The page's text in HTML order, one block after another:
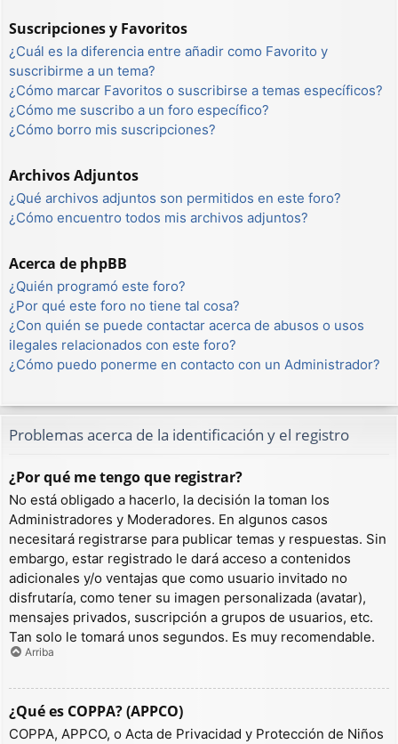
Suscripciones y Favoritos
¿Cuál es la diferencia entre añadir como Favorito y
suscribirme a un tema?
¿Cómo marcar Favoritos o suscribirse a temas específicos?
¿Cómo me suscribo a un foro específico?
¿Cómo borro mis suscripciones?
Archivos Adjuntos
¿Qué archivos adjuntos son permitidos en este foro?
¿Cómo encuentro todos mis archivos adjuntos?
Acerca de phpBB
¿Quién programó este foro?
¿Por qué este foro no tiene tal cosa?
¿Con quién se puede contactar acerca de abusos o usos
ilegales relacionados con este foro?
¿Cómo puedo ponerme en contacto con un Administrador?
Problemas acerca de la identificación y el registro
¿Por qué me tengo que registrar?
No está obligado a hacerlo, la decisión la toman los
Administradores y Moderadores. En algunos casos
necesitará registrarse para publicar temas y respuestas. Sin
embargo, estar registrado le dará acceso a contenidos
adicionales y/o ventajas que como usuario invitado no
disfrutaría, como tener su imagen personalizada (avatar),
mensajes privados, suscripción a grupos de usuarios, etc.
Tan solo le tomará unos segundos. Es muy recomendable.
Arriba
¿Qué es COPPA? (APPCO)
COPPA, APPCO, o Acta de Privacidad y Protección de Niños